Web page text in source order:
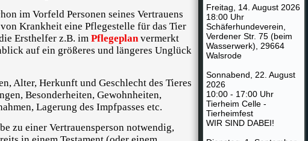
im Vorfeld Personen seines Vertrauens
Krankheit eine Pflegestelle für das Tier
Ersthelfer z.B. im Pflegeplanvermerkt
auf ein größeres und längeres Unglück
Alter, Herkunft und Geschlecht des Tieres
Besonderheiten, Gewohnheiten,
Lagerung des Impfpasses etc.
zu einer Vertrauensperson notwendig,
Freitag, 14. August 2026
18:00 Uhr
Schäferhundeverein,
Verdener Str. 75 (beim
Wasserwerk), 29664
Walsrode
Sonnabend, 22. August
2026
10:00 - 17:00 Uhr
Tierheim Celle -
Tierheimfest
WIR SIND DABEI!